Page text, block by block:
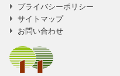
プライバシーポリシー
サイトマップ
お問い合わせ